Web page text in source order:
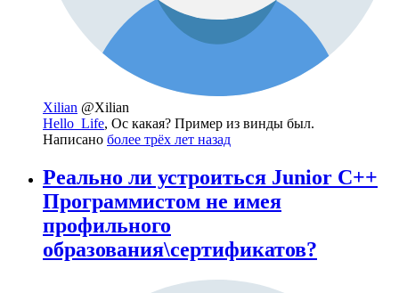
Xilian @Xilian
Hello_Life, Ос какая? Пример из винды был.
Написано более трёх лет назад
Реально ли устроиться Junior C++
Программистом не имея
профильного
образования\сертификатов?